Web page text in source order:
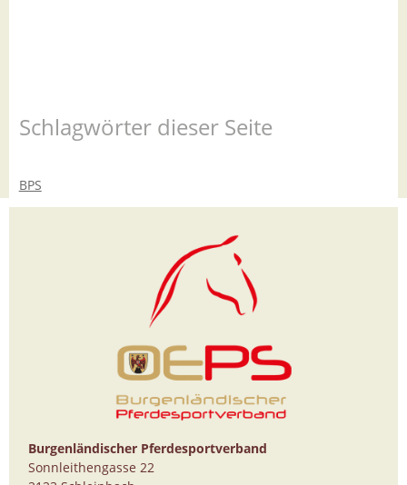
Schlagwörter dieser Seite
BPS
Burgenländischer Pferdesportverband
Sonnleithengasse 22